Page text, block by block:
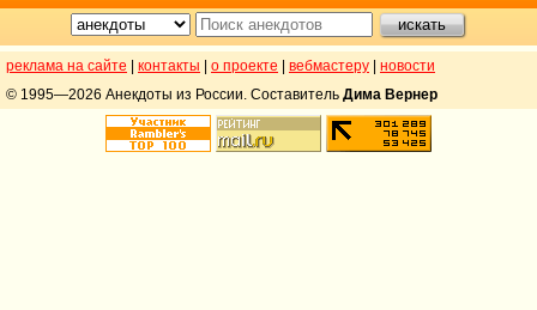
реклама на сайте контакты о проекте вебмастеру
новости
© 1995—2026 Анекдоты из России. Составитель Дима Вернер